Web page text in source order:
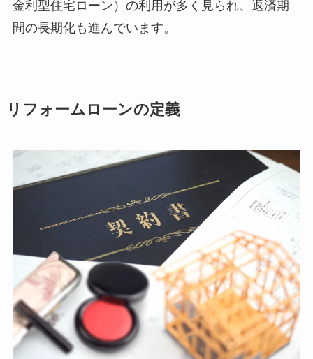
金利型住宅ローン）の利用が多く見られ、返済期
間の長期化も進んでいます。
リフォームローンの定義